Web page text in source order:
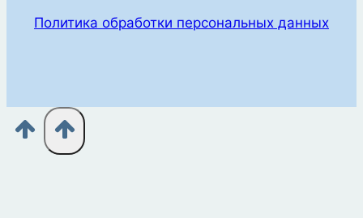
Политика обработки персональных данных